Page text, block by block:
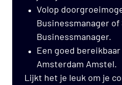
Volop
Businessmanager
Businessmanager.
Een goed
Amsterdam Amstel.
Lijkt het je leuk om je